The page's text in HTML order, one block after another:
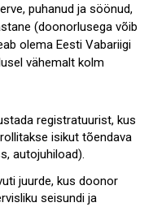
puhanud ja söönud,
(doonorlusega võib
olema Eesti Vabariigi
vähemalt kolm
registratuurist, kus
isikut tõendava
autojuhiload).
juurde, kus doonor
seisundi ja